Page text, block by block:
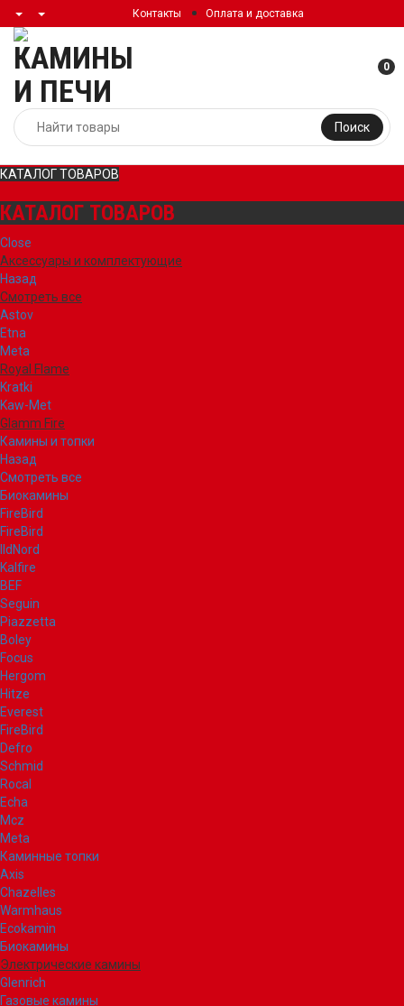
Контакты Оплата и доставка
Поиск
0
КАТАЛОГ ТОВАРОВ
КАТАЛОГ ТОВАРОВ
Close
Аксессуары и комплектующие
Назад
Смотреть все
Astov
Etna
Meta
Royal Flame
Kratki
Kaw-Met
Glamm Fire
Камины и топки
Назад
Смотреть все
Биокамины
FireBird
FireBird
IldNord
Kalfire
BEF
Seguin
Piazzetta
Boley
Focus
Hergom
Hitze
Everest
FireBird
Defro
Schmid
Rocal
Echa
Mcz
Meta
Каминные топки
Axis
Chazelles
Warmhaus
Ecokamin
Биокамины
Электрические камины
Glenrich
Газовые камины